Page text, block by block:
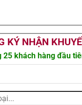
KÝ NHẬN
25 khách hàng đầu